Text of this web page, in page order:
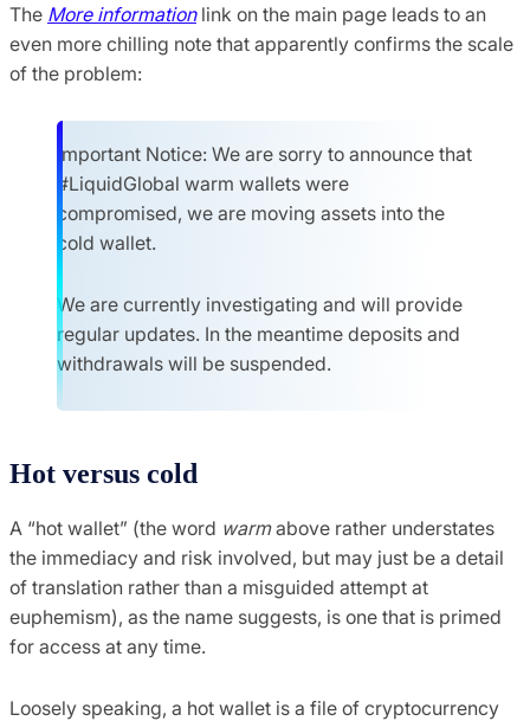
The More informationlink on the main page leads to an
even more chilling note that apparently confirms the scale
of the problem:
Important Notice: We are sorry to announce that
#LiquidGlobal warm wallets were
compromised, we are moving assets into the
cold wallet.
We are currently investigating and will provide
regular updates. In the meantime deposits and
withdrawals will be suspended.
Hot versus cold
A “hot wallet” (the word warmabove rather understates
the immediacy and risk involved, but may just be a detail
of translation rather than a misguided attempt at
euphemism), as the name suggests, is one that is primed
for access at any time.
Loosely speaking, a hot wallet is a file of cryptocurrency